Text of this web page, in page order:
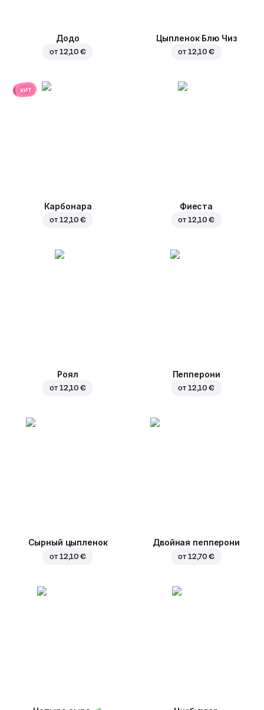
Додо
от 12,10 €
Цыпленок Блю Чиз
от 12,10 €
хит
Карбонара
от 12,10 €
Фиеста
от 12,10 €
Роял
от 12,10 €
Пепперони
от 12,10 €
Сырный цыпленок
от 12,10 €
Двойная пепперони
от 12,70 €